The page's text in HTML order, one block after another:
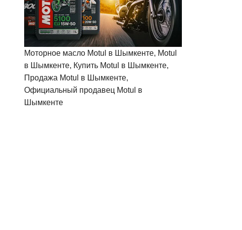
Моторное масло Motul в Шымкенте, Motul
в Шымкенте, Купить Motul в Шымкенте,
Продажа Motul в Шымкенте,
Официальный продавец Motul в
Шымкенте